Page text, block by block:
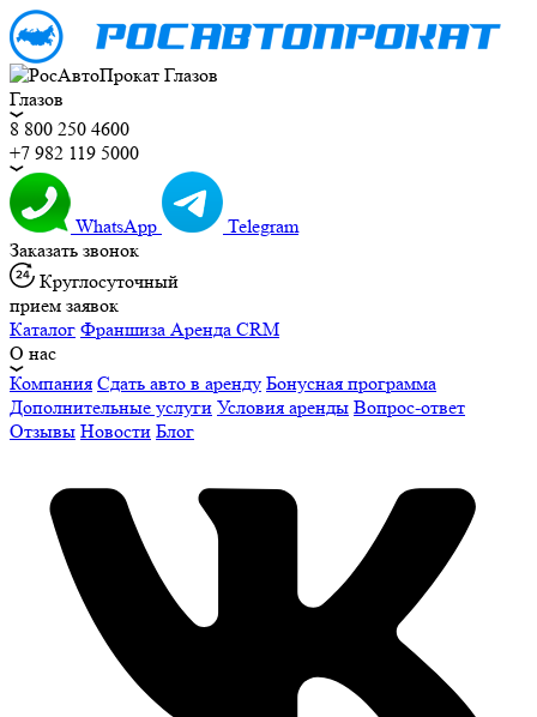
Глазов
8 800 250 4600
+7 982 119 5000
WhatsApp
Telegram
Заказать звонок
Круглосуточный
прием заявок
Каталог Франшиза Аренда CRM
О нас
Компания Сдать авто в аренду Бонусная программа
Дополнительные услуги Условия аренды Вопрос-ответ
Отзывы Новости Блог